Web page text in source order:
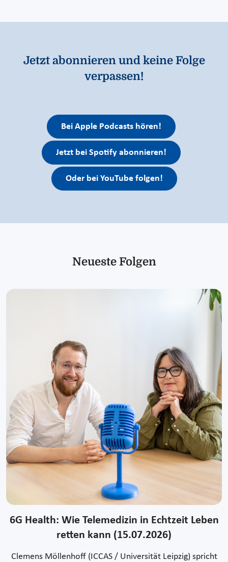
Jetzt abonnieren und keine Folge
verpassen!
Bei Apple Podcasts hören!
Jetzt bei Spotify abonnieren!
Oder bei YouTube folgen!
Neueste Folgen
6G Health: Wie Telemedizin in Echtzeit Leben
retten kann (15.07.2026)
Clemens Möllenhoff (ICCAS / Universität Leipzig) spricht